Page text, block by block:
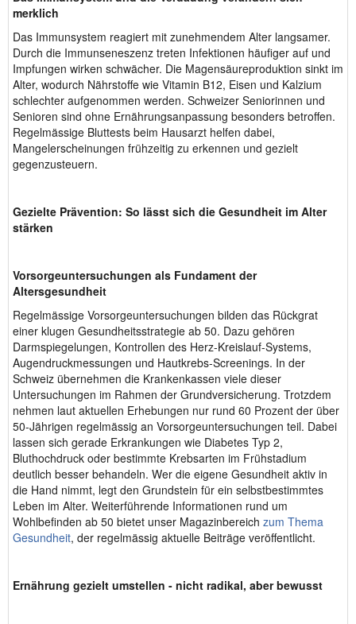
merklich
Das Immunsystem reagiert mit zunehmendem Alter langsamer.
Durch die Immunseneszenz treten Infektionen häufiger auf und
Impfungen wirken schwächer. Die Magensäureproduktion sinkt im
Alter, wodurch Nährstoffe wie Vitamin B12, Eisen und Kalzium
schlechter aufgenommen werden. Schweizer Seniorinnen und
Senioren sind ohne Ernährungsanpassung besonders betroffen.
Regelmässige Bluttests beim Hausarzt helfen dabei,
Mangelerscheinungen frühzeitig zu erkennen und gezielt
gegenzusteuern.
Gezielte Prävention: So lässt sich die Gesundheit im Alter
stärken
Vorsorgeuntersuchungen als Fundament der
Altersgesundheit
Regelmässige Vorsorgeuntersuchungen bilden das Rückgrat
einer klugen Gesundheitsstrategie ab 50. Dazu gehören
Darmspiegelungen, Kontrollen des Herz-Kreislauf-Systems,
Augendruckmessungen und Hautkrebs-Screenings. In der
Schweiz übernehmen die Krankenkassen viele dieser
Untersuchungen im Rahmen der Grundversicherung. Trotzdem
nehmen laut aktuellen Erhebungen nur rund 60 Prozent der über
50-Jährigen regelmässig an Vorsorgeuntersuchungen teil. Dabei
lassen sich gerade Erkrankungen wie Diabetes Typ 2,
Bluthochdruck oder bestimmte Krebsarten im Frühstadium
deutlich besser behandeln. Wer die eigene Gesundheit aktiv in
die Hand nimmt, legt den Grundstein für ein selbstbestimmtes
Leben im Alter. Weiterführende Informationen rund um
Wohlbefinden ab 50 bietet unser Magazinbereich zum Thema
Gesundheit, der regelmässig aktuelle Beiträge veröffentlicht.
Ernährung gezielt umstellen - nicht radikal, aber bewusst